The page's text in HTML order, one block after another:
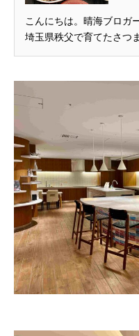
こんにちは。晴海ブロガ
埼玉県秩父で育てたさつ